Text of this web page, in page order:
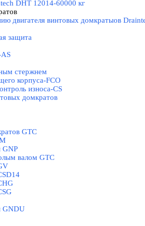
DHT 12014-60000 кг
двигателя винтовых домкратыов
защита
стержнем
корпуса-FCO
износа-CS
домкратов
GTC
GNP
валом GTC
GNDU